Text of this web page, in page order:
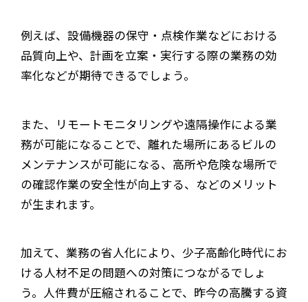
例えば、設備機器の保守・点検作業などにおける
品質向上や、計画を立案・実行する際の業務の効
率化などが期待できるでしょう。
また、リモートモニタリングや遠隔操作による業
務が可能になることで、離れた場所にあるビルの
メンテナンスが可能になる、高所や危険な場所で
の確認作業の安全性が向上する、などのメリット
が生まれます。
加えて、業務の省人化により、少子高齢化時代にお
ける人材不足の問題への対策につながるでしょ
う。人件費が圧縮されることで、昨今の高騰する資